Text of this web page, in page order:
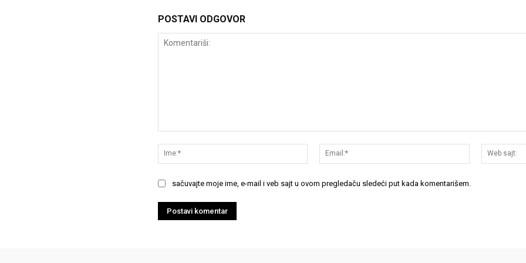
POSTAVI ODGOVOR
Ime:*
Email:*
sačuvajte moje ime, e-mail i veb sajt u ovom pregledaču sledeći put kada komentarišem.